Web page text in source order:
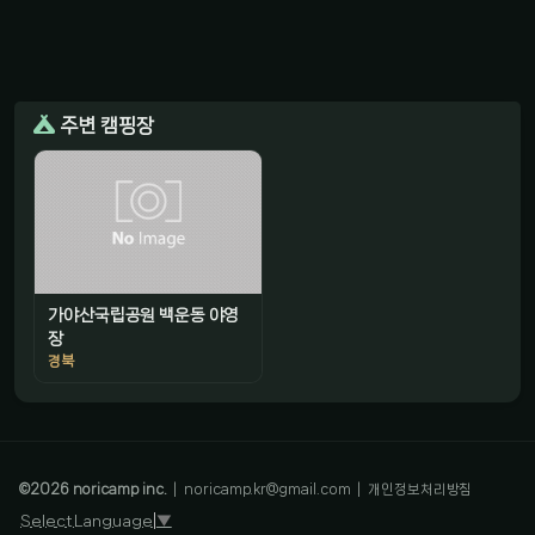
주변 캠핑장
가야산국립공원 백운동 야영
장
경북
©2026noricamp inc. noricamp.kr@gmail.com 개인정보처리방침
Select Language ▼